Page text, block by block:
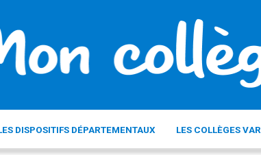
DISPOSITIFS DÉPARTEMENTAUX LES COLLÈGES